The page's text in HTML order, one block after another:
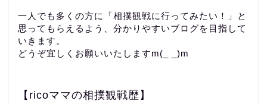
一人でも多くの方に「相撲観戦に行ってみたい！」と
思ってもらえるよう、分かりやすいブログを目指して
いきます。
どうぞ宜しくお願いいたしますm(_ _)m
【ricoママの相撲観戦歴】